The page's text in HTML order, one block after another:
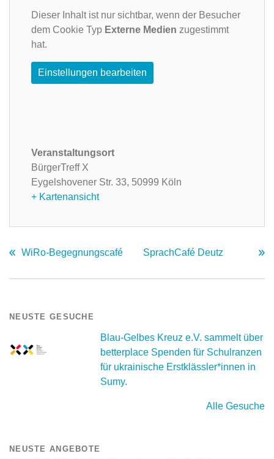
Dieser Inhalt ist nur sichtbar, wenn der Besucher
dem Cookie Typ Externe Medien zugestimmt
hat.
Einstellungen bearbeiten
Veranstaltungsort
BürgerTreff X
Eygelshovener Str. 33, 50999 Köln
+ Kartenansicht
WiRo-Begegnungscafé SprachCafé Deutz
NEUSTE GESUCHE
Blau-Gelbes Kreuz e.V. sammelt über
betterplace Spenden für Schulranzen
für ukrainische Erstklässler*innen in
Sumy.
Alle Gesuche
NEUSTE ANGEBOTE